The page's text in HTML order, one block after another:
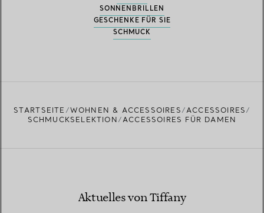
SONNENBRILLEN
GESCHENKE FÜR SIE
SCHMUCK
STARTSEITE WOHNEN & ACCESSOIRES
ACCESSOIRES
SCHMUCKSELEKTION
ACCESSOIRES FÜR DAMEN
Aktuelles von Tiffany